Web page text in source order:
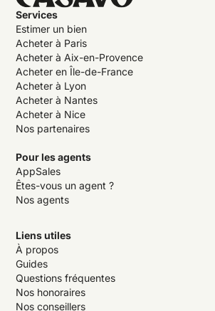
Services
Estimer un bien
Acheter à Paris
Acheter à Aix-en-Provence
Acheter en Île-de-France
Acheter à Lyon
Acheter à Nantes
Acheter à Nice
Nos partenaires
Pour les agents
AppSales
Êtes-vous un agent ?
Nos agents
Liens utiles
À propos
Guides
Questions fréquentes
Nos honoraires
Nos conseillers